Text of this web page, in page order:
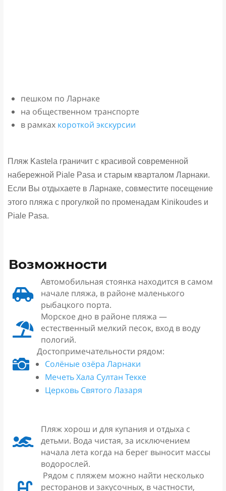
пешком по Ларнаке
на общественном транспорте
в рамках короткой экскурсии
Пляж Kastela граничит с красивой современной
набережной Piale Pasa и старым кварталом Ларнаки.
Если Вы отдыхаете в Ларнаке, совместите посещение
этого пляжа с прогулкой по променадам Kinikoudes и
Piale Pasa.
Возможности

Автомобильная стоянка находится в самом
начале пляжа, в районе маленького
рыбацкого порта.

Морское дно в районе пляжа —
естественный мелкий песок, вход в воду
пологий.

Достопримечательности рядом:
Солёные озёра Ларнаки
Мечеть Хала Султан Текке
Церковь Святого Лазаря

Пляж хорош и для купания и отдыха с
детьми. Вода чистая, за исключением
начала лета когда на берег выносит массы
водорослей.
Рядом с пляжем можно найти несколько
ресторанов и закусочных, в частности,